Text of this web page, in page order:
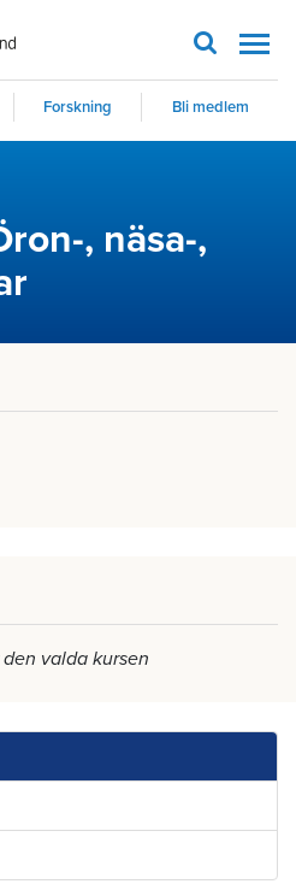
Forskning Bli medlem
, näsa-,
valda kursen